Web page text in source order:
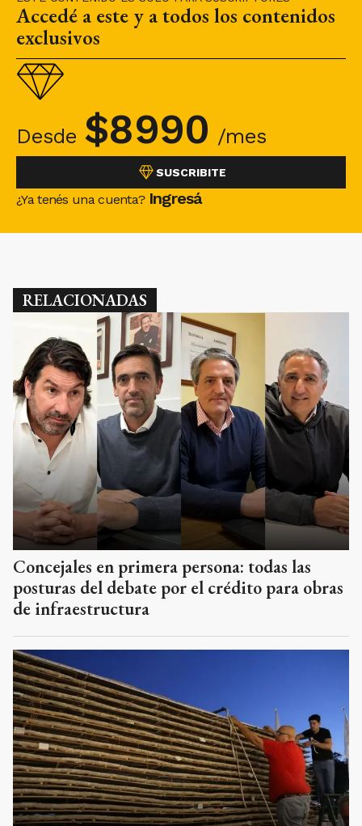
Accedé a este y a todos los contenidos
exclusivos
Desde $8990 /mes
SUSCRIBITE
¿Ya tenés una cuenta? Ingresá
RELACIONADAS
Concejales en primera persona: todas las
posturas del debate por el crédito para obras
de infraestructura